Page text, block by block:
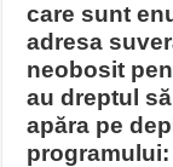
care sunt
adresa
neobosit
au dreptul
apăra pe